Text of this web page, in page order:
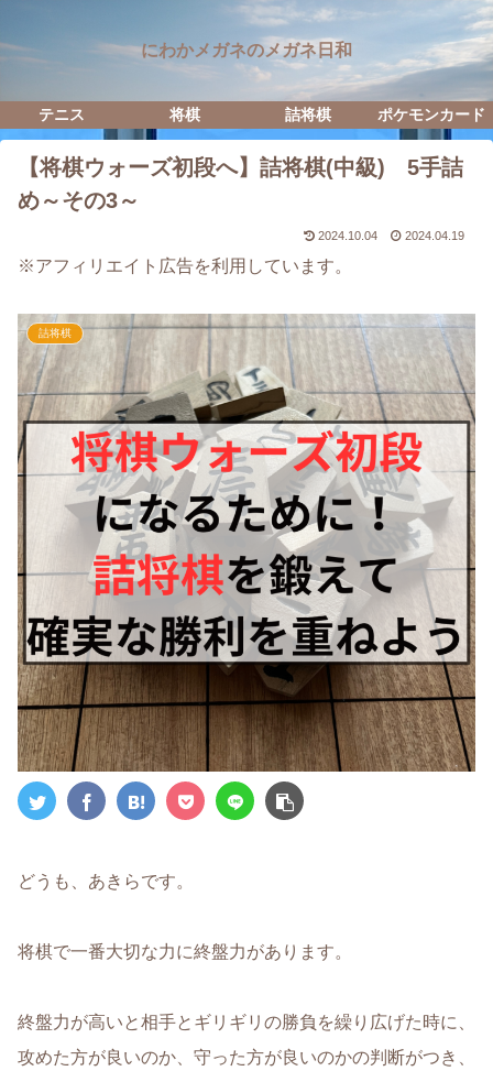
にわかメガネのメガネ日和
テニス 将棋 詰将棋 ポケモンカード
【将棋ウォーズ初段へ】詰将棋(中級) 5手詰
め～その3～
2024.10.04 2024.04.19
※アフィリエイト広告を利用しています。
詰将棋
どうも、あきらです。
将棋で一番大切な力に終盤力があります。
終盤力が高いと相手とギリギリの勝負を繰り広げた時に、
攻めた方が良いのか、守った方が良いのかの判断がつき、